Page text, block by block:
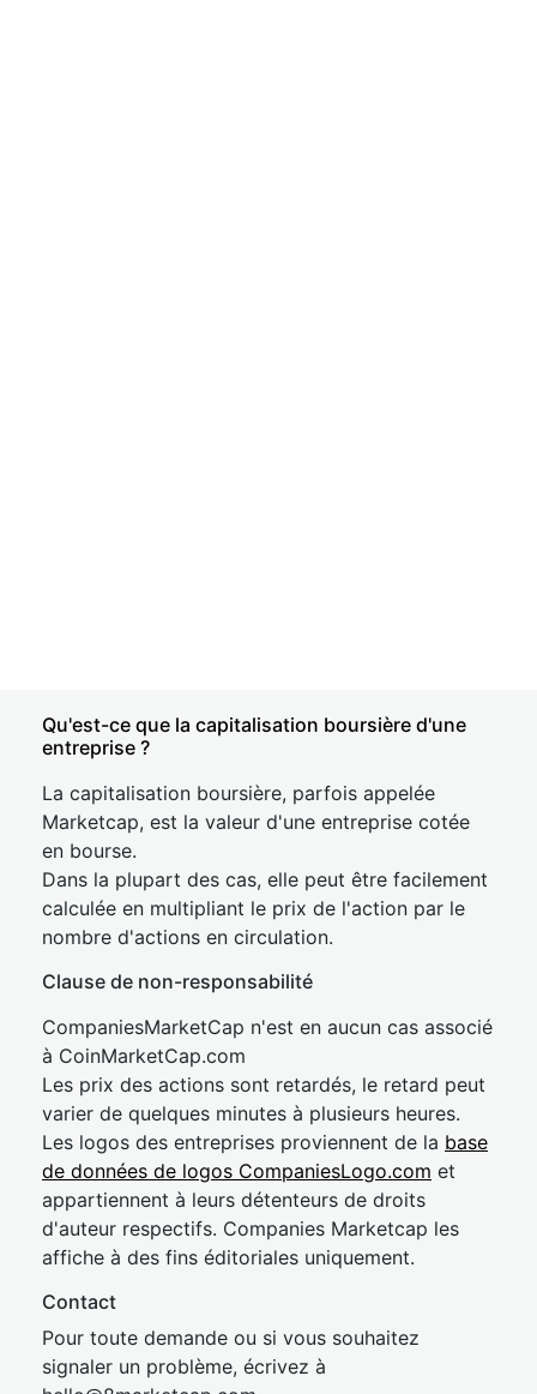
Qu'est-ce que la capitalisation boursière d'une
entreprise ?
La capitalisation boursière, parfois appelée
Marketcap, est la valeur d'une entreprise cotée
en bourse.
Dans la plupart des cas, elle peut être facilement
calculée en multipliant le prix de l'action par le
nombre d'actions en circulation.
Clause de non-responsabilité
CompaniesMarketCap n'est en aucun cas associé
à CoinMarketCap.com
Les prix des actions sont retardés, le retard peut
varier de quelques minutes à plusieurs heures.
Les logos des entreprises proviennent de la base
de données de logos CompaniesLogo.com et
appartiennent à leurs détenteurs de droits
d'auteur respectifs. Companies Marketcap les
affiche à des fins éditoriales uniquement.
Contact
Pour toute demande ou si vous souhaitez
signaler un problème, écrivez à